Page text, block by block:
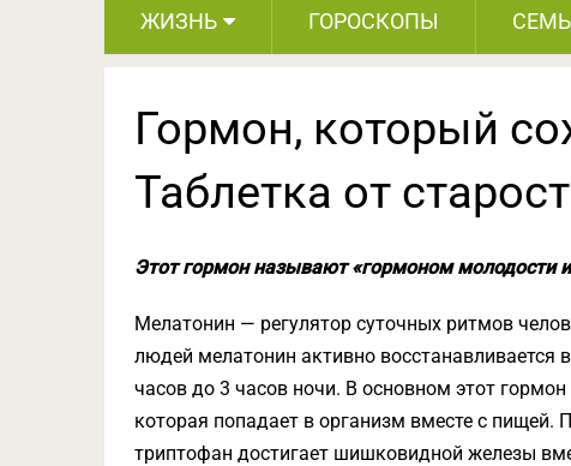
ЖИЗНЬ ГОРОСКОПЫ
Гормон, который
Таблетка от
Этот гормон называют «гормоном молодости
Мелатонин — регулятор суточных ритмов
людей мелатонин активно восстанавливается
часов до 3 часов ночи. В основном этот
которая попадает в организм вместе с
триптофан достигает шишковидной железы